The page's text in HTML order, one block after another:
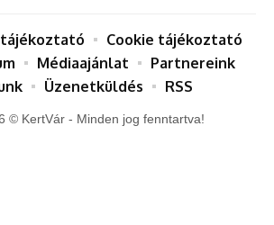
© KertVár - Minden jog fenntartva!
Cookie tájékoztató
Médiaajánlat
Partnereink
Üzenetküldés RSS